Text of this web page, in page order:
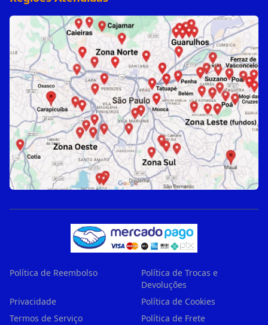
Política de Reembolso
Política de Trocas e
Devoluções
Privacidade
Política de Cookies
Termos de Serviço
Política de Frete